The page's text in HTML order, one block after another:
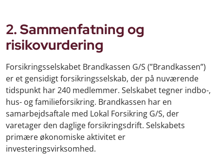
2. Sammenfatning og
risikovurdering
Forsikringsselskabet Brandkassen G/S (”Brandkassen”)
er et gensidigt forsikringsselskab, der på nuværende
tidspunkt har 240 medlemmer. Selskabet tegner indbo-,
hus- og familieforsikring. Brandkassen har en
samarbejdsaftale med Lokal Forsikring G/S, der
varetager den daglige forsikringsdrift. Selskabets
primære økonomiske aktivitet er
investeringsvirksomhed.